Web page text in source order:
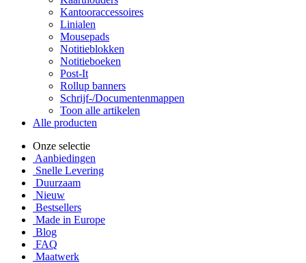
Kantooraccessoires
Linialen
Mousepads
Notitieblokken
Notitieboeken
Post-It
Rollup banners
Schrijf-/Documentenmappen
Toon alle artikelen
Alle producten
Onze selectie
Aanbiedingen
Snelle Levering
Duurzaam
Nieuw
Bestsellers
Made in Europe
Blog
FAQ
Maatwerk